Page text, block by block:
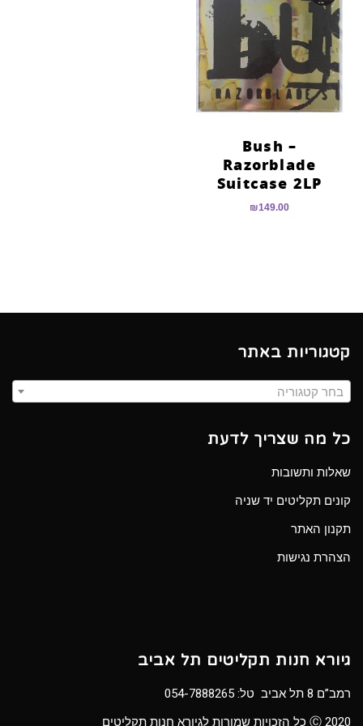
format_underlined הוסף קו תחתון לקישורים
font_download
סמן קישורים
את
כל
Bush –
Razorblade
Suitcase 2LP
₪149.00
קטגוריות באתר
בחר קטגוריה
כל מה שצריך לדעת
שאלות ותשובות
קונים תקליטים יד שניה
תקנון האתר
הצהרת נגישות
גיורא חנות תקליטים תל אביב
רמב”ם 8 תל אביב טל:
054-7888265
Ⓒ 2020 כל הזכויות שמורות לגיורא חנות תקליטים